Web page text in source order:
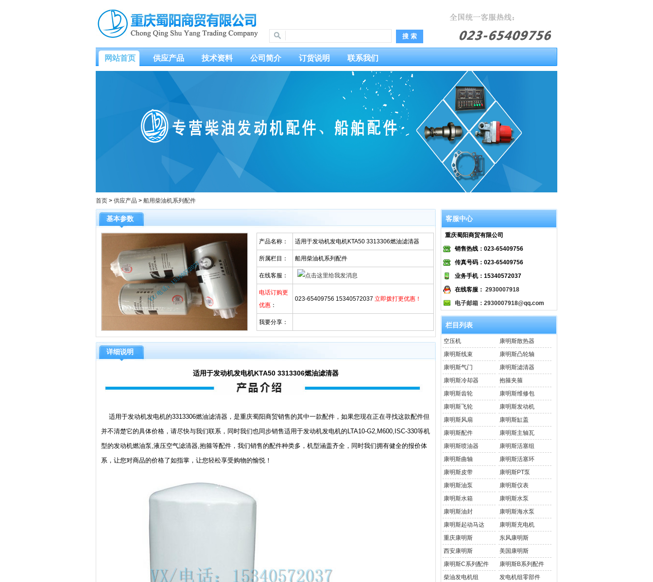
网站首页 供应产品 技术资料 公司简介 订货说明 联系我们
首页 > 供应产品 > 船用柴油机系列配件
基本参数
产品名称： 适用于发动机发电机KTA50 3313306燃油滤清器
所属栏目： 船用柴油机系列配件
在线客服：
电话订购更
优惠 ：
023-65409756 15340572037 立即拨打更优惠！
我要分享：
详细说明
适用于发动机发电机KTA50 3313306燃油滤清器
适用于发动机发电机的3313306燃油滤清器，是重庆蜀阳商贸销售的其中一款配件，如果您现在正在寻找这款配件但
并不清楚它的具体价格，请尽快与我们联系，同时我们也同步销售适用于发动机发电机的LTA10-G2,M600,ISC-330等机
型的发动机燃油泵,液压空气滤清器,抱箍等配件，我们销售的配件种类多，机型涵盖齐全，同时我们拥有健全的报价体
系，让您对商品的价格了如指掌，让您轻松享受购物的愉悦！
客服中心
重庆蜀阳商贸有限公司
销售热线：023-65409756
传真号码：023-65409756
业务手机：15340572037
在线客服： 2930007918
电子邮箱：2930007918@qq.com
栏目列表
空压机
康明斯散热器
康明斯线束
康明斯凸轮轴
康明斯气门
康明斯滤清器
康明斯冷却器
抱箍夹箍
康明斯齿轮
康明斯维修包
康明斯飞轮
康明斯发动机
康明斯风扇
康明斯缸盖
康明斯配件
康明斯主轴瓦
康明斯喷油器
康明斯活塞组
康明斯曲轴
康明斯活塞环
康明斯皮带
康明斯PT泵
康明斯油泵
康明斯仪表
康明斯水箱
康明斯水泵
康明斯油封
康明斯海水泵
康明斯起动马达
康明斯充电机
重庆康明斯
东风康明斯
西安康明斯
美国康明斯
康明斯C系列配件
康明斯B系列配件
柴油发电机组
发电机组零部件